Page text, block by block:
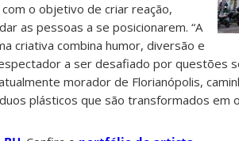
o objetivo de criar reação,
as pessoas a se posicionarem. “A
criativa combina humor, diversão e
a ser desafiado por questões
morador de Florianópolis,
plásticos que são transformados em